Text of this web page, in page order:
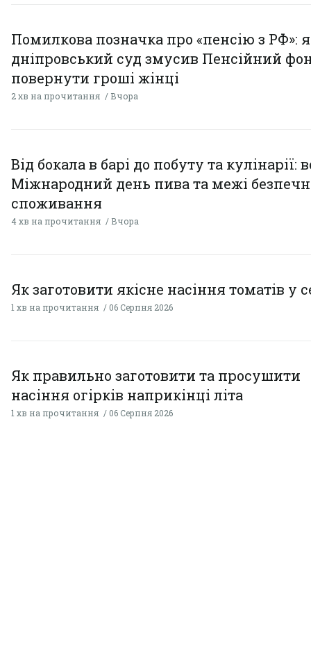
Помилкова позначка про «пенсію з РФ»:
дніпровський суд змусив Пенсійний
повернути гроші жінці
2 хв на прочитання Вчора
Від бокала в барі до побуту та кулінарії:
Міжнародний день пива та межі
споживання
4 хв на прочитання Вчора
Як заготовити якісне насіння томатів у
1 хв на прочитання 06 Серпня 2026
Як правильно заготовити та просушити
насіння огірків наприкінці літа
1 хв на прочитання 06 Серпня 2026